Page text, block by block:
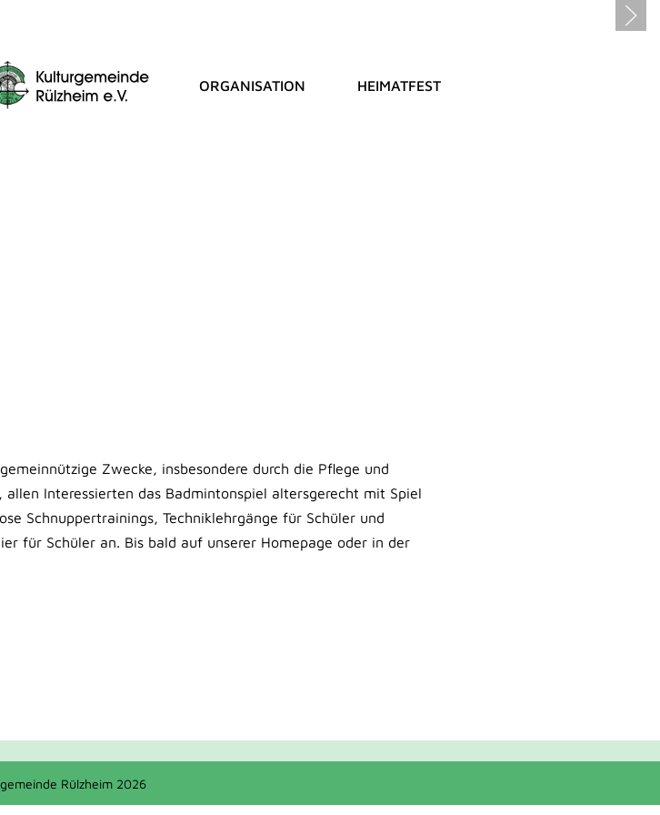
ORGANISATION HEIMATFEST
e.V.
Zwecke, insbesondere durch die Pflege und
Interessierten das Badmintonspiel altersgerecht mit Spiel
Schnuppertrainings, Techniklehrgänge für Schüler und
für Schüler an. Bis bald auf unserer Homepage oder in der
Rülzheim 2026